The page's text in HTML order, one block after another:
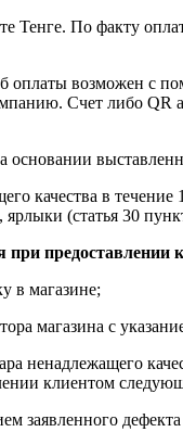
Тенге. По факту
оплаты возможен с
Счет либо QR
качества в
(статья 30
при
в магазине;
магазина с
ненадлежащего
клиентом
заявленного